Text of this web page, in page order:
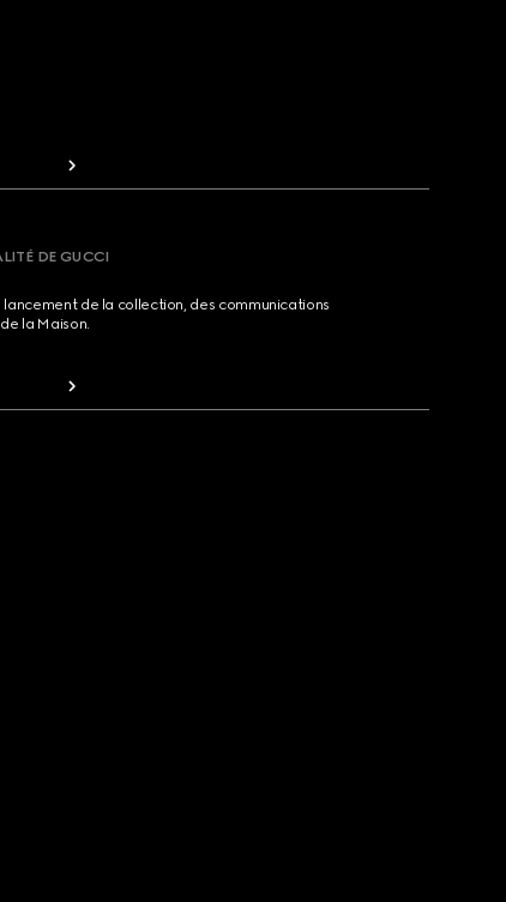
DE GUCCI
de la collection, des communications
la Maison.